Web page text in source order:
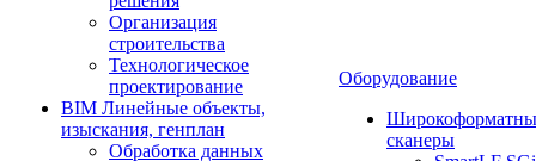
Организация
строительства
Технологическое
проектирование
BIM Линейные объекты,
изыскания, генплан
Обработка данных
Оборудование
сканеры